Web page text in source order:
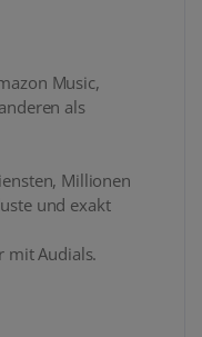
Music,
als
Millionen
und exakt
mit Audials.